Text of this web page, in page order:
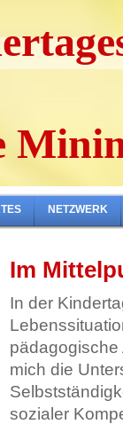
NETZWERK
Im
In der
pädagogische
mich die
sozialer